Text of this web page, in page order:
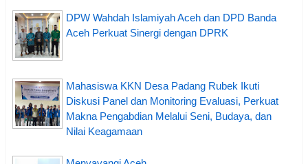
DPW Wahdah Islamiyah Aceh dan DPD Banda
Aceh Perkuat Sinergi dengan DPRK
Mahasiswa KKN Desa Padang Rubek Ikuti
Diskusi Panel dan Monitoring Evaluasi, Perkuat
Makna Pengabdian Melalui Seni, Budaya, dan
Nilai Keagamaan